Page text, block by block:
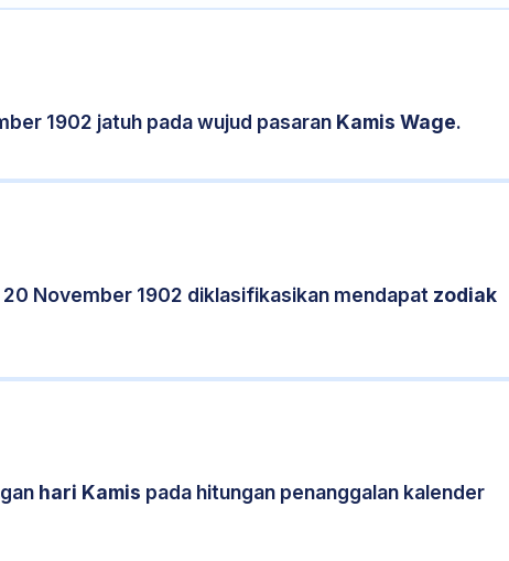
1902 jatuh pada wujud pasaran Kamis Wage.
November 1902 diklasifikasikan mendapat zodiak
hari Kamis pada hitungan penanggalan kalender